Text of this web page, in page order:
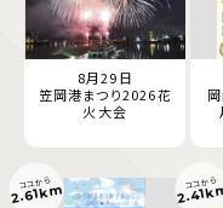
8月29日
笠岡港まつり2026花
火大会
ココから
2.61km ココから